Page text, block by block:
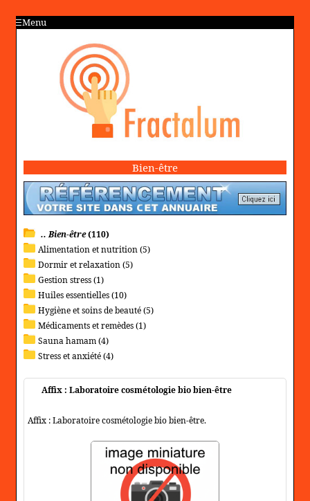
Menu
Bien-être
.. Bien-être(110)
Alimentation et nutrition (5)
Dormir et relaxation (5)
Gestion stress (1)
Huiles essentielles (10)
Hygiène et soins de beauté (5)
Médicaments et remèdes (1)
Sauna hamam (4)
Stress et anxiété (4)
Affix : Laboratoire cosmétologie bio bien-être
Affix : Laboratoire cosmétologie bio bien-être.